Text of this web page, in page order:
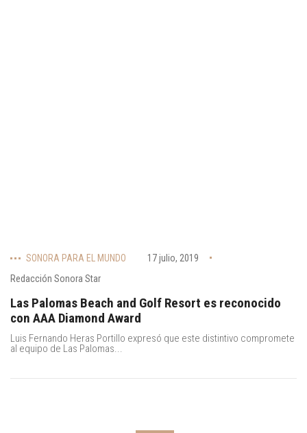
SONORA PARA EL MUNDO
17 julio, 2019
Redacción Sonora Star
Las Palomas Beach and Golf Resort es reconocido
con AAA Diamond Award
Luis Fernando Heras Portillo expresó que este distintivo compromete
al equipo de Las Palomas...